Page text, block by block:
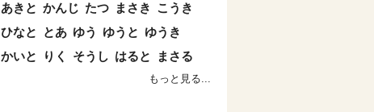
あきと かんじ たつ まさき こうき
ひなと
とあ ゆう ゆうと ゆうき
かいと
りく そうし はると まさる
もっと見る...